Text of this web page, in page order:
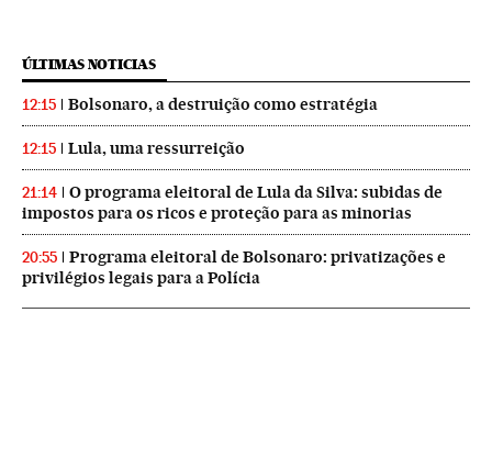
ÚLTIMAS NOTICIAS
12:15 Bolsonaro, a destruição como estratégia
12:15 Lula, uma ressurreição
21:14
O programa eleitoral de Lula da Silva: subidas de
impostos para os ricos e proteção para as minorias
20:55
Programa eleitoral de Bolsonaro: privatizações e
privilégios legais para a Polícia